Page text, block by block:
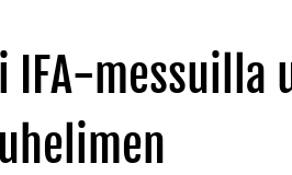
IFA-messuilla